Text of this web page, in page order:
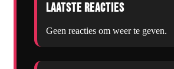
Laatste reacties
Geen reacties om weer te geven.